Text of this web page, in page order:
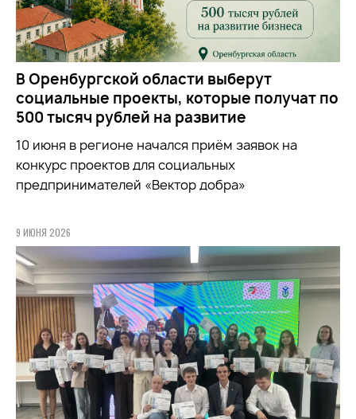
В Оренбургской области выберут
социальные проекты, которые получат по
500 тысяч рублей на развитие
10 июня в регионе начался приём заявок на
конкурс проектов для социальных
предпринимателей «Вектор добра»
9 ИЮНЯ 2026